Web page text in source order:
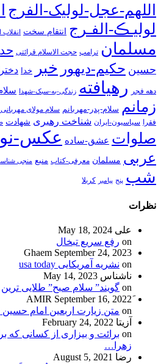
اللهم-عجل-لولیک-الفرج
لولیـڪ-الفـرج انتقام سخت
مسلمان ترامپ حجت الاسلام قرائتی
حسین حکیم-دیهور خبر خدا
دهه فجر رهیافته زندگی-به-سبک-شهدا
زمانم سلام-پدر-مهربانم سلام مولای مهربانی
فقرا سیاسیون-ایران شناخت رهبری شهادت
صلوات عشق-ساده عکس-
عربی مسلمان معرفی-کتاب منبع منجی
شب پنج پیامبر کربلا
نظرات
علی May 18, 2024
on رفع سریع تبخال
Ghaem September 24, 2023
on نشریه آمریکایی usa today
ناشناس May 14, 2023
on گویند” سلام صبح” طلایی ترین
September 16, 2022
on متن زیارت اربعین امام حسین
آزیتا February 24, 2022
on برائت و بیزاری از کسانی
زهرا…
رضا August 5, 2021